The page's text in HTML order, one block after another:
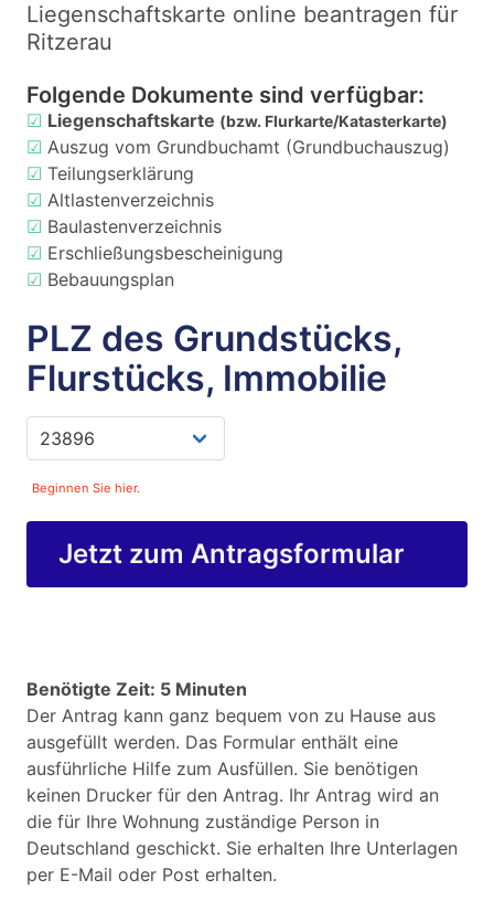
Liegenschaftskarte online beantragen für
Ritzerau
Folgende Dokumente sind verfügbar:
☑ Liegenschaftskarte (bzw. Flurkarte/Katasterkarte)
☑ Auszug vom Grundbuchamt (Grundbuchauszug)
☑ Teilungserklärung
☑ Altlastenverzeichnis
☑ Baulastenverzeichnis
☑ Erschließungsbescheinigung
☑ Bebauungsplan
PLZ des Grundstücks,
Flurstücks, Immobilie
Beginnen Sie hier.
Jetzt zum Antragsformular
Benötigte Zeit: 5 Minuten
Der Antrag kann ganz bequem von zu Hause aus
ausgefüllt werden. Das Formular enthält eine
ausführliche Hilfe zum Ausfüllen. Sie benötigen
keinen Drucker für den Antrag. Ihr Antrag wird an
die für Ihre Wohnung zuständige Person in
Deutschland geschickt. Sie erhalten Ihre Unterlagen
per E-Mail oder Post erhalten.